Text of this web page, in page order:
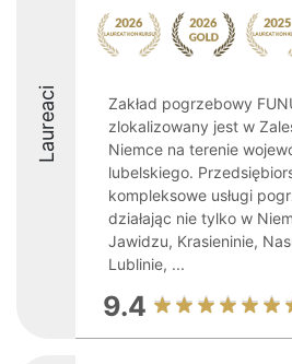
Laureaci
Zakład pogrzebowy
zlokalizowany jest w
Niemce na terenie
lubelskiego.
kompleksowe usługi
działając nie tylko w
Jawidzu, Krasieninie,
Lublinie, ...
9.4